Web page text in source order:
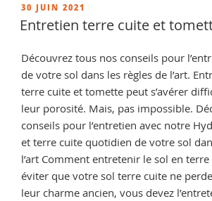
la
cuite
? »
PUBLIÉ
LE
30 JUIN 2021
Entretien terre cuite et
Découvrez tous nos conseils pour
de votre sol dans les règles de l’art.
terre cuite et tomette peut s’avérer
leur porosité. Mais, pas impossible.
conseils pour l’entretien avec notre
et terre cuite quotidien de votre sol
l’art Comment entretenir le sol en terre
éviter que votre sol terre cuite ne
leur charme ancien, vous devez